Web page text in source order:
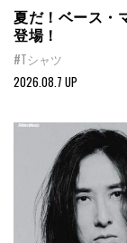
夏だ！ベース・
登場！
#Tシャツ
2026.08.7 UP